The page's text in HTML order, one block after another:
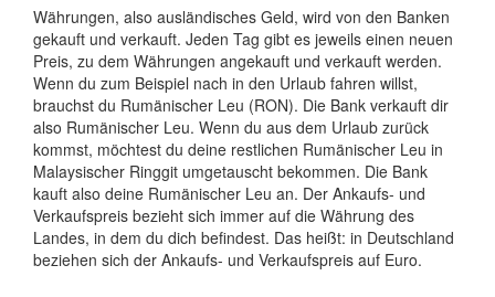
Währungen, also ausländisches Geld, wird von den Banken
gekauft und verkauft. Jeden Tag gibt es jeweils einen neuen
Preis, zu dem Währungen angekauft und verkauft werden.
Wenn du zum Beispiel nach in den Urlaub fahren willst,
brauchst du Rumänischer Leu (RON). Die Bank verkauft dir
also Rumänischer Leu. Wenn du aus dem Urlaub zurück
kommst, möchtest du deine restlichen Rumänischer Leu in
Malaysischer Ringgit umgetauscht bekommen. Die Bank
kauft also deine Rumänischer Leu an. Der Ankaufs- und
Verkaufspreis bezieht sich immer auf die Währung des
Landes, in dem du dich befindest. Das heißt: in Deutschland
beziehen sich der Ankaufs- und Verkaufspreis auf Euro.